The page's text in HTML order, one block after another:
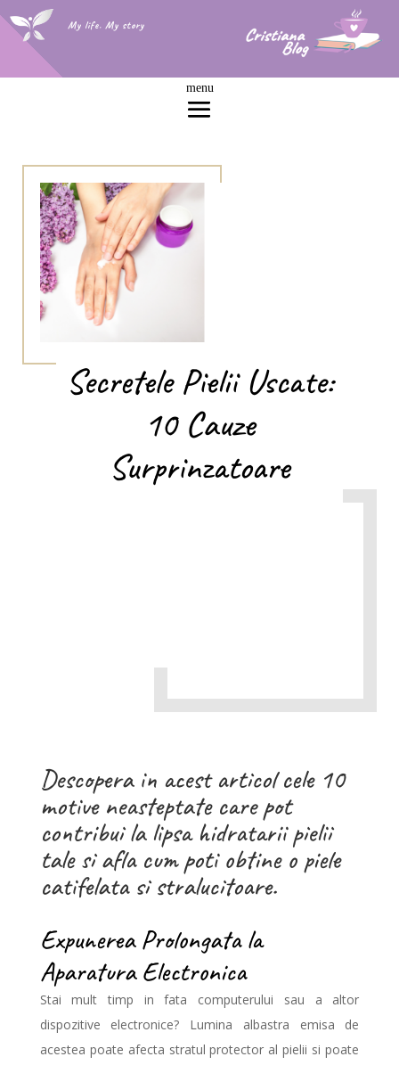
My life. My story
Secretele Pielii Uscate:
10 Cauze
Surprinzatoare
Descopera in acest articol cele 10
motive neasteptate care pot
contribui la lipsa hidratarii pielii
tale si afla cum poti obtine o piele
catifelata si stralucitoare.
Expunerea Prolongata la
Aparatura Electronica
Stai mult timp in fata computerului sau a altor
dispozitive electronice? Lumina albastra emisa de
acestea poate afecta stratul protector al pielii si poate